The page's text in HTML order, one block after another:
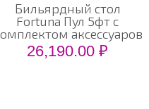
Бильярдный стол
Fortuna Пул 5фт с
аксессуаров
26,190.00₽
Обработка персональных данных